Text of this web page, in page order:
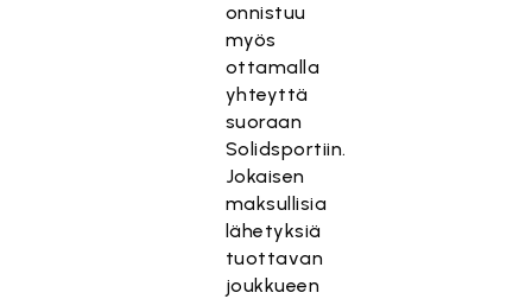
onnistuu
myös
ottamalla
yhteyttä
suoraan
Solidsportiin.
Jokaisen
maksullisia
lähetyksiä
tuottavan
joukkueen